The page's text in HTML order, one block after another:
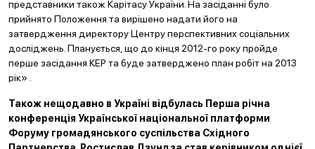
представники також Карітасу України. На засіданні було
прийнято Положення та вирішено надати його на
затвердження директору Центру перспективних соціальних
досліджень. Планується, що до кінця 2012-го року пройде
перше засідання КЕР та буде затверджено план робіт на 2013
рік» .
Також нещодавно в Україні відбулась Перша річна
конференція Української національної платформи
Форуму громадянського суспільства Східного